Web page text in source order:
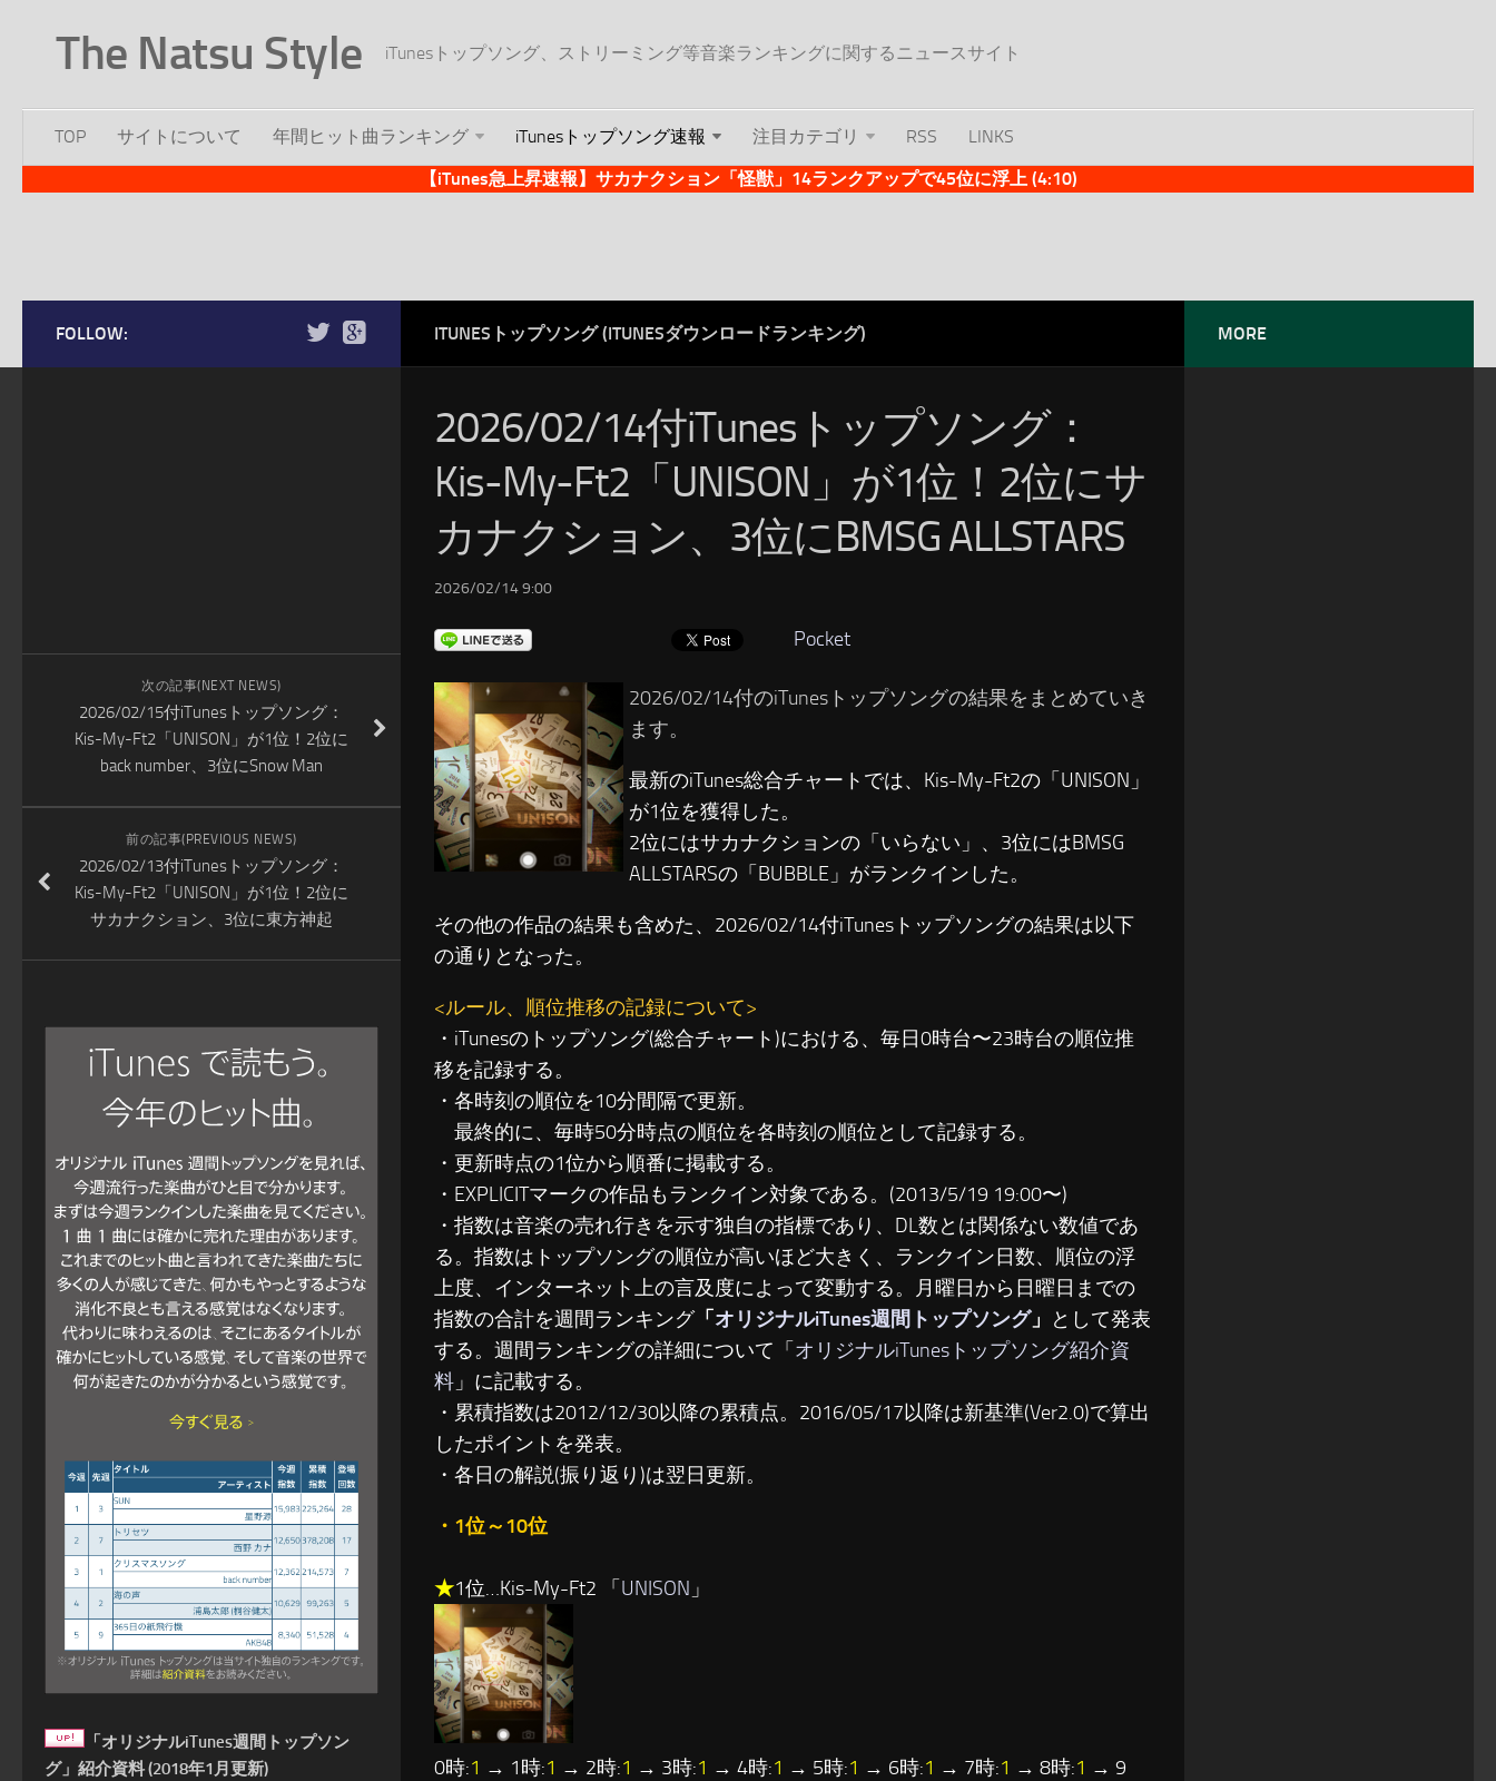
The Natsu Style iTunesトップソング、ストリーミング等音楽ランキングに関するニュースサイト
TOP サイトについて 年間ヒット曲ランキング iTunesトップソング速報 注目カテゴリ RSS
LINKS
【iTunes急上昇速報】サカナクション「怪獣」14ランクアップで45位に浮上 (4:10)
ITUNESトップソング (ITUNESダウンロードランキング)
2026/02/14付iTunesトップソング：
Kis-My-Ft2「UNISON」が1位！2位にサ
カナクション、3位にBMSG ALLSTARS
2026/02/14 9:00
Pocket
2026/02/14付のiTunesトップソングの結果をまとめていき
ます。
最新のiTunes総合チャートでは、Kis-My-Ft2の「UNISON」
が1位を獲得した。
2位にはサカナクションの「いらない」、3位にはBMSG
ALLSTARSの「BUBBLE」がランクインした。
その他の作品の結果も含めた、2026/02/14付iTunesトップソングの結果は以下
の通りとなった。
<ルール、順位推移の記録について>
・iTunesのトップソング(総合チャート)における、毎日0時台〜23時台の順位推
移を記録する。
・各時刻の順位を10分間隔で更新。
最終的に、毎時50分時点の順位を各時刻の順位として記録する。
・更新時点の1位から順番に掲載する。
・EXPLICITマークの作品もランクイン対象である。(2013/5/19 19:00〜)
・指数は音楽の売れ行きを示す独自の指標であり、DL数とは関係ない数値であ
る。指数はトップソングの順位が高いほど大きく、ランクイン日数、順位の浮
上度、インターネット上の言及度によって変動する。月曜日から日曜日までの
指数の合計を週間ランキング「 オリジナルiTunes週間トップソング」 として発表
する。週間ランキングの詳細について「 オリジナルiTunesトップソング紹介資
料 」に記載する。
・累積指数は2012/12/30以降の累積点。2016/05/17以降は新基準(Ver2.0)で算出
したポイントを発表。
・各日の解説(振り返り)は翌日更新。
・1位～10位
★1位…Kis-My-Ft2 「 UNISON 」
0時:1 → 1時:1 → 2時:1 → 3時:1 → 4時:1 → 5時:1 → 6時:1 → 7時:1 → 8時:1 → 9
FOLLOW:
次の記事(NEXT NEWS)
2026/02/15付iTunesトップソング：
Kis-My-Ft2「UNISON」が1位！2位に
back number、3位にSnow Man
前の記事(PREVIOUS NEWS)
2026/02/13付iTunesトップソング：
Kis-My-Ft2「UNISON」が1位！2位に
サカナクション、3位に東方神起
「オリジナルiTunes週間トップソン
グ」紹介資料 (2018年1月更新)
MORE